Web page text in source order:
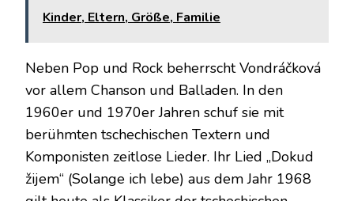
Kinder, Eltern, Größe, Familie
Neben Pop und Rock beherrscht Vondráčková
vor allem Chanson und Balladen. In den
1960er und 1970er Jahren schuf sie mit
berühmten tschechischen Textern und
Komponisten zeitlose Lieder. Ihr Lied „Dokud
žijem“ (Solange ich lebe) aus dem Jahr 1968